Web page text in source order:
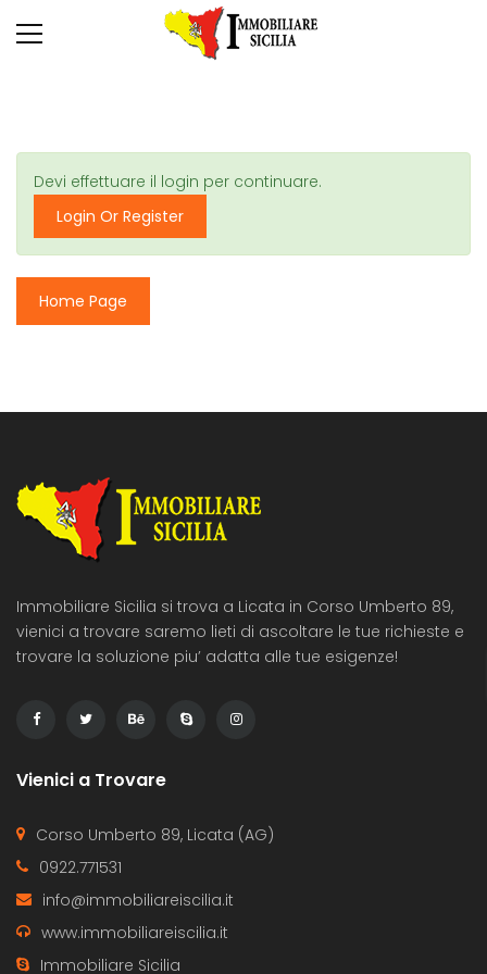
Devi effettuare il login per continuare.
Login Or Register
Home Page
Immobiliare Sicilia si trova a Licata in Corso Umberto 89,
vienici a trovare saremo lieti di ascoltare le tue richieste e
trovare la soluzione piu’ adatta alle tue esigenze!
Vienici a Trovare
Corso Umberto 89, Licata (AG)
0922.771531
info@immobiliareiscilia.it
www.immobiliareiscilia.it
Immobiliare Sicilia